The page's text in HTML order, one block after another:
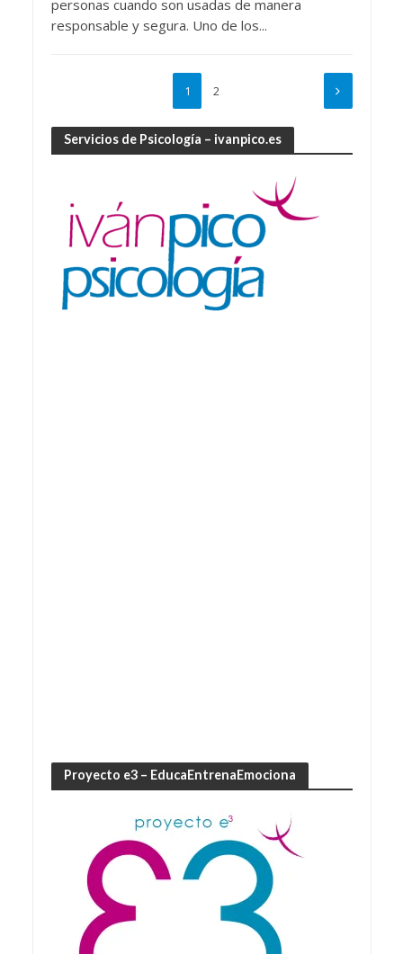
personas cuando son usadas de manera
responsable y segura. Uno de los...
1 2
Servicios de Psicología – ivanpico.es
Proyecto e3 – EducaEntrenaEmociona